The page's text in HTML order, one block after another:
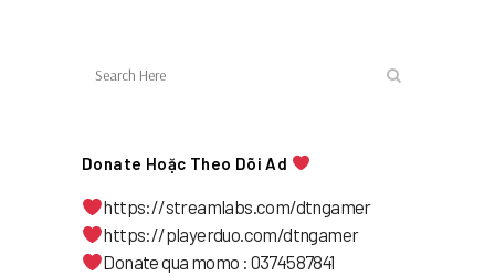
Donate Hoặc Theo Dõi Ad
https://streamlabs.com/dtngamer
https://playerduo.com/dtngamer
Donate qua momo : 0374587841